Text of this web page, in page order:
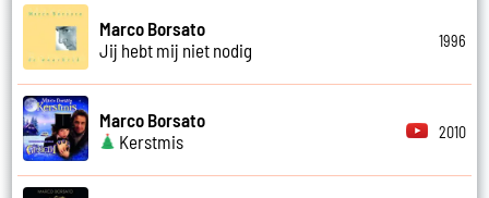
Marco Borsato
Jij hebt mij niet nodig
1996
Marco Borsato
Kerstmis
2010